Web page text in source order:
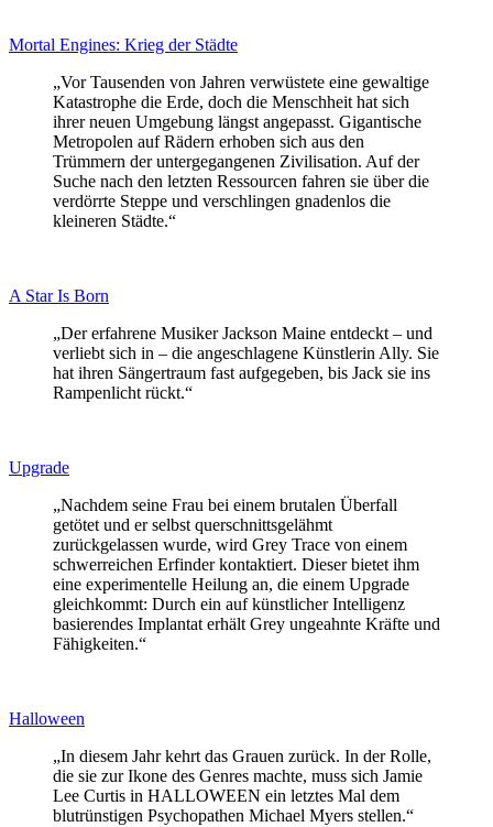
Mortal Engines: Krieg der Städte
„Vor Tausenden von Jahren verwüstete eine gewaltige
Katastrophe die Erde, doch die Menschheit hat sich
ihrer neuen Umgebung längst angepasst. Gigantische
Metropolen auf Rädern erhoben sich aus den
Trümmern der untergegangenen Zivilisation. Auf der
Suche nach den letzten Ressourcen fahren sie über die
verdörrte Steppe und verschlingen gnadenlos die
kleineren Städte.“
A Star Is Born
„Der erfahrene Musiker Jackson Maine entdeckt – und
verliebt sich in – die angeschlagene Künstlerin Ally. Sie
hat ihren Sängertraum fast aufgegeben, bis Jack sie ins
Rampenlicht rückt.“
Upgrade
„Nachdem seine Frau bei einem brutalen Überfall
getötet und er selbst querschnittsgelähmt
zurückgelassen wurde, wird Grey Trace von einem
schwerreichen Erfinder kontaktiert. Dieser bietet ihm
eine experimentelle Heilung an, die einem Upgrade
gleichkommt: Durch ein auf künstlicher Intelligenz
basierendes Implantat erhält Grey ungeahnte Kräfte und
Fähigkeiten.“
Halloween
„In diesem Jahr kehrt das Grauen zurück. In der Rolle,
die sie zur Ikone des Genres machte, muss sich Jamie
Lee Curtis in HALLOWEEN ein letztes Mal dem
blutrünstigen Psychopathen Michael Myers stellen.“